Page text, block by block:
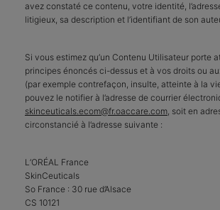
avez constaté ce contenu, votre identité,
litigieux, sa description et l’identifiant de son
Si vous estimez qu’un Contenu Utilisateur porte
principes énoncés ci-dessus et à vos droits ou
(par exemple contrefaçon, insulte, atteinte à la
pouvez le notifier à l’adresse de courrier
skinceuticals.ecom@fr.oaccare.com, soit en
circonstancié à l’adresse suivante :
L’ORÉAL France
SkinCeuticals
So France : 30 rue d’Alsace
CS 10121